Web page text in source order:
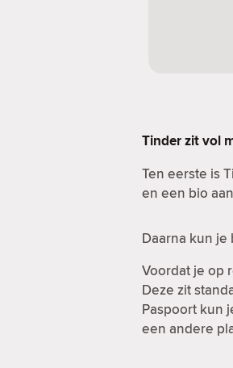
Tinder zit vol
Ten eerste is
en een bio
Daarna kun
Voordat je op
Deze zit
Paspoort kun
een andere